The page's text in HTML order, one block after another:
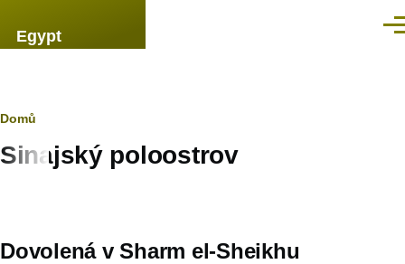
Egypt
Drobečková
navigace
Domů
Sinajský poloostrov
Dovolená v Sharm el-Sheikhu